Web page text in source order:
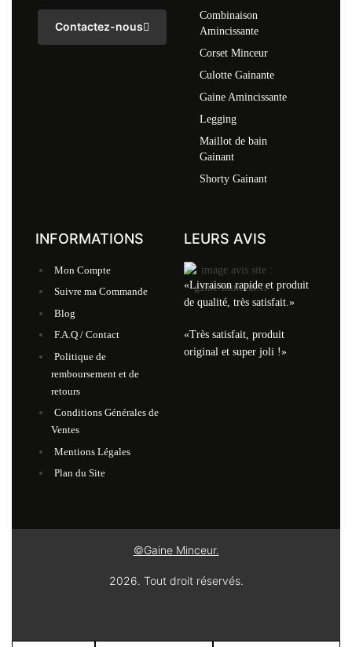
Contactez-nous
Combinaison
Amincissante
Corset Minceur
Culotte Gainante
Gaine Amincissante
Legging
Maillot de bain
Gainant
Shorty Gainant
INFORMATIONS
Mon Compte
Suivre ma Commande
Blog
F.A.Q / Contact
Politique de
remboursement et de
retours
Conditions Générales de
Ventes
Mentions Légales
Plan du Site
LEURS AVIS
«Livraison rapide et produit
de qualité, très satisfait.»
«Très satisfait, produit
original et super joli !»
©Gaine Minceur.
2026. Tout droit réservés.